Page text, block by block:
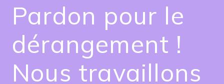
Pardon pour le
dérangement !
Nous travaillons